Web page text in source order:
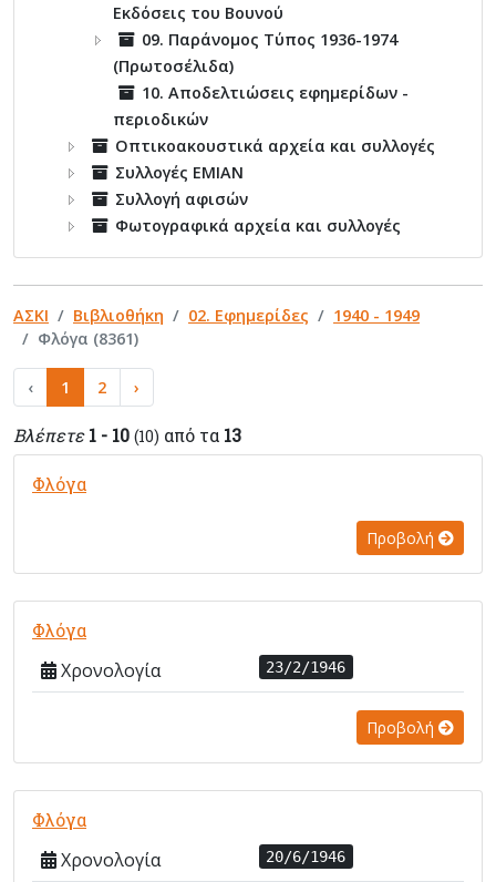
Εκδόσεις του Βουνού
09. Παράνομος Τύπος 1936-1974
(Πρωτοσέλιδα)
10. Αποδελτιώσεις εφημερίδων -
περιοδικών
Οπτικοακουστικά αρχεία και συλλογές
Συλλογές ΕΜΙΑΝ
Συλλογή αφισών
Φωτογραφικά αρχεία και συλλογές
ΑΣΚΙ Βιβλιοθήκη 02. Εφημερίδες
1940 - 1949
Φλόγα (8361)
‹ 1 2 ›
Βλέπετε 1 - 10 (10) από τα 13
Φλόγα
Προβολή
Φλόγα
Χρονολογία 23/2/1946
Προβολή
Φλόγα
Χρονολογία 20/6/1946